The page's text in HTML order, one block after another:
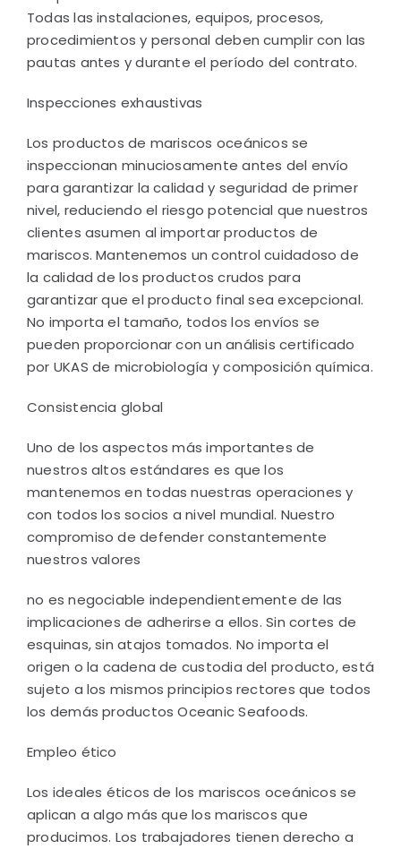
Todas las instalaciones, equipos, procesos,
procedimientos y personal deben cumplir con las
pautas antes y durante el período del contrato.
Inspecciones exhaustivas
Los productos de mariscos oceánicos se
inspeccionan minuciosamente antes del envío
para garantizar la calidad y seguridad de primer
nivel, reduciendo el riesgo potencial que nuestros
clientes asumen al importar productos de
mariscos. Mantenemos un control cuidadoso de
la calidad de los productos crudos para
garantizar que el producto final sea excepcional.
No importa el tamaño, todos los envíos se
pueden proporcionar con un análisis certificado
por UKAS de microbiología y composición química.
Consistencia global
Uno de los aspectos más importantes de
nuestros altos estándares es que los
mantenemos en todas nuestras operaciones y
con todos los socios a nivel mundial. Nuestro
compromiso de defender constantemente
nuestros valores
no es negociable independientemente de las
implicaciones de adherirse a ellos. Sin cortes de
esquinas, sin atajos tomados. No importa el
origen o la cadena de custodia del producto, está
sujeto a los mismos principios rectores que todos
los demás productos Oceanic Seafoods.
Empleo ético
Los ideales éticos de los mariscos oceánicos se
aplican a algo más que los mariscos que
producimos. Los trabajadores tienen derecho a